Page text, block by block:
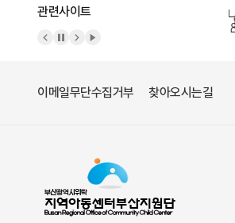
관련사이트
이메일무단수집거부 찾아오시는길